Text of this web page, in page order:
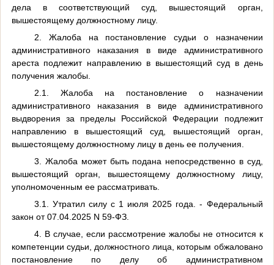
дела в соответствующий суд, вышестоящий орган,
вышестоящему должностному лицу.
2. Жалоба на постановление судьи о назначении
административного наказания в виде административного
ареста подлежит направлению в вышестоящий суд в день
получения жалобы.
2.1. Жалоба на постановление о назначении
административного наказания в виде административного
выдворения за пределы Российской Федерации подлежит
направлению в вышестоящий суд, вышестоящий орган,
вышестоящему должностному лицу в день ее получения.
3. Жалоба может быть подана непосредственно в суд,
вышестоящий орган, вышестоящему должностному лицу,
уполномоченным ее рассматривать.
3.1. Утратил силу с 1 июля 2025 года. - Федеральный
закон от 07.04.2025 N 59-ФЗ.
4. В случае, если рассмотрение жалобы не относится к
компетенции судьи, должностного лица, которым обжаловано
постановление по делу об административном